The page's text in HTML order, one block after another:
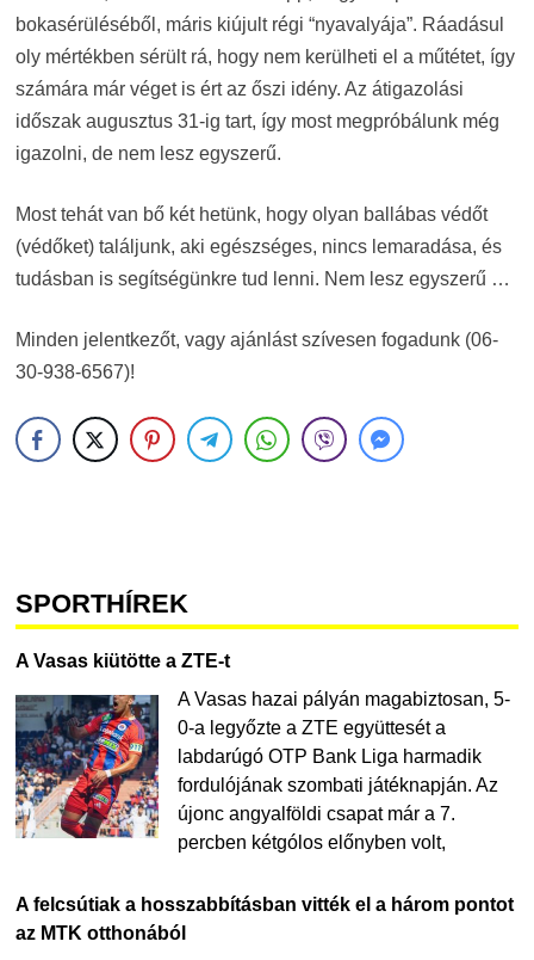
bokasérüléséből, máris kiújult régi “nyavalyája”. Ráadásul
oly mértékben sérült rá, hogy nem kerülheti el a műtétet, így
számára már véget is ért az őszi idény. Az átigazolási
időszak augusztus 31-ig tart, így most megpróbálunk még
igazolni, de nem lesz egyszerű.
Most tehát van bő két hetünk, hogy olyan ballábas védőt
(védőket) találjunk, aki egészséges, nincs lemaradása, és
tudásban is segítségünkre tud lenni. Nem lesz egyszerű …
Minden jelentkezőt, vagy ajánlást szívesen fogadunk (06-
30-938-6567)!
SPORTHÍREK
A Vasas kiütötte a ZTE-t
A Vasas hazai pályán magabiztosan, 5-
0-a legyőzte a ZTE együttesét a
labdarúgó OTP Bank Liga harmadik
fordulójának szombati játéknapján. Az
újonc angyalföldi csapat már a 7.
percben kétgólos előnyben volt,
A felcsútiak a hosszabbításban vitték el a három pontot
az MTK otthonából